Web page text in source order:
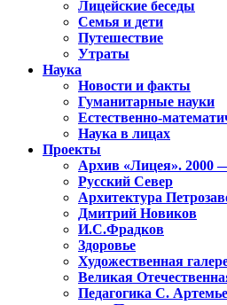
Лицейские беседы
Семья и дети
Путешествие
Утраты
Наука
Новости и факты
Гуманитарные науки
Естественно-
Наука в лицах
Проекты
Архив «Лицея». 2000
Русский Север
Архитектура
Дмитрий Новиков
И.С.Фрадков
Здоровье
Художественная
Великая
Педагогика С.